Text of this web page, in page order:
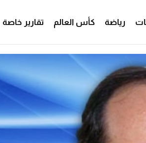
رياضة كأس العالم تقارير خاصة